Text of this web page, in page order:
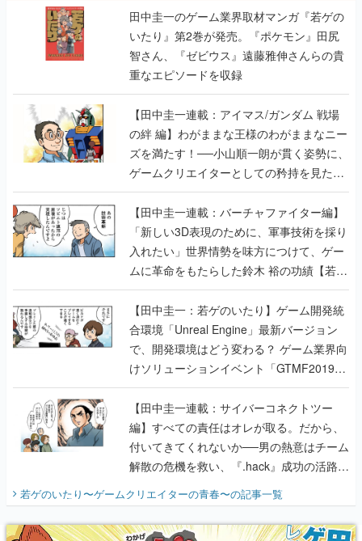
田中圭一のゲーム業界取材マンガ『若ゲの
いたり』第2巻が発売。『ポケモン』田尻
智さん、『ゼビウス』遠藤雅伸さんらの貴
重なエピソードを収録
【田中圭一連載：アイマス/ガンダム 戦場
の絆 編】わがままな王様のわがままなニー
ズを満たす！──小山順一朗が貫く姿勢に、
ゲームクリエイターとしての矜持を見た
【若ゲのいたり最終回】
【田中圭一連載：バーチャファイター編】
「新しい3D表現のために、軍事技術を採り
入れたい」世界情勢を味方につけて、ゲー
ムに革命をもたらした鈴木 裕の功績【若ゲ
のいたり】
【田中圭一：若ゲのいたり】ゲーム開発統
合環境「Unreal Engine」最新バージョン
で、開発環境はどう変わる？ ゲーム業界向
けソリューションイベント「GTMF2019」
に行って、より理解を深めよう【PR】
【田中圭一連載：サイバーコネクトツー
編】すべての責任はオレが取る。だから、
付いてきてくれないか──男の熱意はチーム
解散の危機を救い、『.hack』成功の活路を
『少年ジャンプ』色だった【若ゲのいた
り】
若ゲのいたり〜ゲームクリエイターの青春〜の記事一覧